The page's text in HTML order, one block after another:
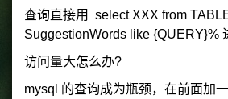
查询直接用 select XXX from
SuggestionWords like {QUERY}%
访问量大怎么办?
mysql 的查询成为瓶颈，在前面加